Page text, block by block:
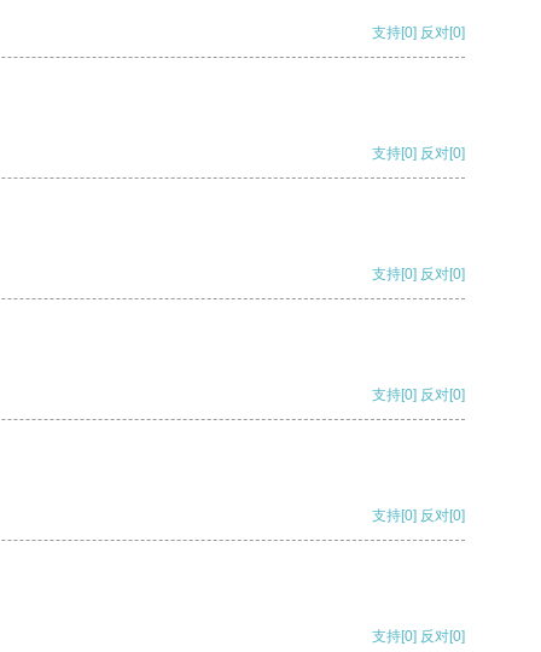
支持[0] 反对[0]
支持[0] 反对[0]
支持[0] 反对[0]
支持[0] 反对[0]
支持[0] 反对[0]
支持[0] 反对[0]